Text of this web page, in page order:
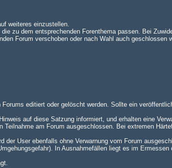
weiteres einzustellen.
zu dem entsprechenden Forenthema passen. Bei
Forum verschoben oder nach Wahl auch geschlossen
editiert oder gelöscht werden. Sollte ein
auf diese Satzung informiert, und erhalten eine
am Forum ausgeschlossen. Bei extremen
User ebenfalls ohne Verwarnung vom Forum
In Ausnahmefällen liegt es im Ermessen